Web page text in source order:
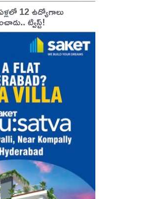
12 ఉద్యోగాలు
ట్విస్ట్!